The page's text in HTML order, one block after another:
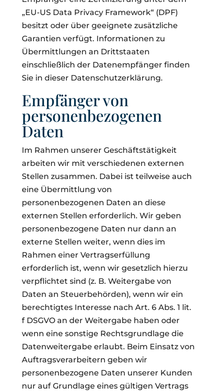
„EU-US Data Privacy Framework“ (DPF)
besitzt oder über geeignete zusätzliche
Garantien verfügt. Informationen zu
Übermittlungen an Drittstaaten
einschließlich der Datenempfänger finden
Sie in dieser Datenschutzerklärung.
Empfänger von
personenbezogenen
Daten
Im Rahmen unserer Geschäftstätigkeit
arbeiten wir mit verschiedenen externen
Stellen zusammen. Dabei ist teilweise auch
eine Übermittlung von
personenbezogenen Daten an diese
externen Stellen erforderlich. Wir geben
personenbezogene Daten nur dann an
externe Stellen weiter, wenn dies im
Rahmen einer Vertragserfüllung
erforderlich ist, wenn wir gesetzlich hierzu
verpflichtet sind (z. B. Weitergabe von
Daten an Steuerbehörden), wenn wir ein
berechtigtes Interesse nach Art. 6 Abs. 1 lit.
f DSGVO an der Weitergabe haben oder
wenn eine sonstige Rechtsgrundlage die
Datenweitergabe erlaubt. Beim Einsatz von
Auftragsverarbeitern geben wir
personenbezogene Daten unserer Kunden
nur auf Grundlage eines gültigen Vertrags